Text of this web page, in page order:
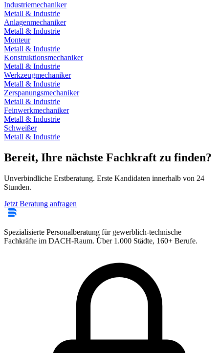
Industriemechaniker
Metall & Industrie
Anlagenmechaniker
Metall & Industrie
Monteur
Metall & Industrie
Konstruktionsmechaniker
Metall & Industrie
Werkzeugmechaniker
Metall & Industrie
Zerspanungsmechaniker
Metall & Industrie
Feinwerkmechaniker
Metall & Industrie
Schweißer
Metall & Industrie
Bereit, Ihre nächste Fachkraft zu finden?
Unverbindliche Erstberatung. Erste Kandidaten innerhalb von 24
Stunden.
Jetzt Beratung anfragen
Spezialisierte Personalberatung für gewerblich-technische
Fachkräfte im DACH-Raum. Über 1.000 Städte, 160+ Berufe.